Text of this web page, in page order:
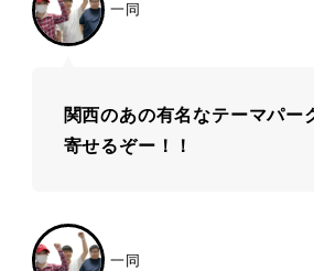
一同
関西のあの有名なテーマパー
寄せるぞー！！
一同